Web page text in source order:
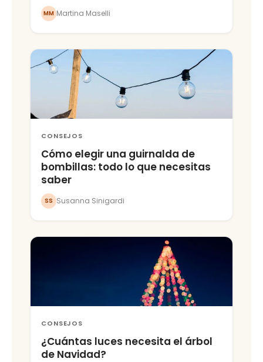
MM Martina Maselli
CONSEJOS
Cómo elegir una guirnalda de
bombillas: todo lo que necesitas
saber
SS Susanna Sinigardi
CONSEJOS
¿Cuántas luces necesita el árbol
de Navidad?